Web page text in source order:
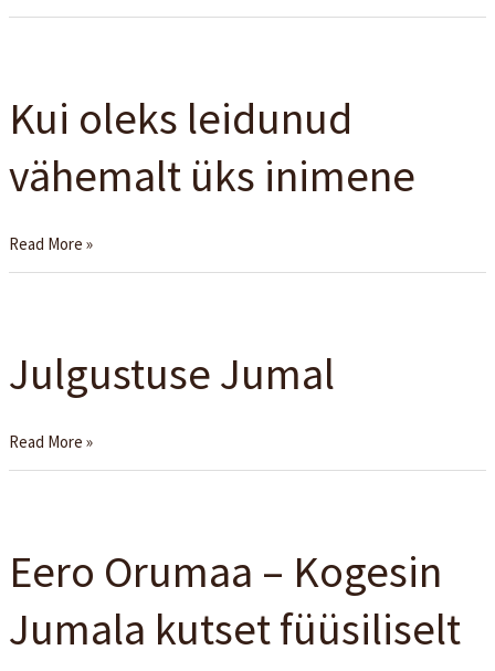
Kui oleks leidunud
vähemalt üks inimene
leidunud
vähemalt
üks
inimene
Read More »
Julgustuse Jumal
Read More »
Eero Orumaa – Kogesin
Jumala kutset füüsiliselt
–
Kogesin
Jumala
kutset